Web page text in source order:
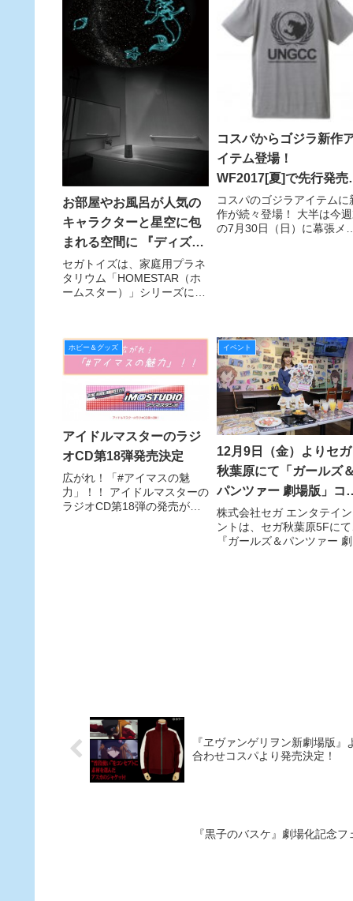
お部屋やお風呂が人気の
キャラクターと星空に包
まれる空間に 『ディズニ
ーキャラクター ホームス
ターアクア』 6月23日発
売
セガトイズは、家庭用プラネ
タリウム「HOMESTAR（ホ
ームスター）」シリーズにお
4 種）を 2016 年 6 月 23 日
（木）に発売する。
コスパからゴジラ新作
イテム登場！
WF2017[夏]で先行発売
も！
コスパのゴジラアイテムに
作が続々登場！ 大半は今
の7月30日（日）に幕張メッ
ホビー＆グッズ
アイドルマスターのラジ
オCD第18弾発売決定
広がれ！「#アイマスの魅
力」！！ アイドルマスターの
ラジオCD第18弾の発売が決
イベント
12月9日（金）よりセガ
秋葉原にて「ガールズ＆
パンツァー 劇場版」コ
ボカフェが期間限定オー
プン！
株式会社セガ エンタテイン
ントは、セガ秋葉原5Fにて
『ガールズ＆パンツァー 劇
『ヱヴァンゲリヲン新劇場版
合わせコスパより発売決定！
『黒子のバスケ』劇場化記念